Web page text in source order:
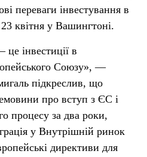
переваги інвестування в
23 квітня у Вашингтоні.
це інвестиції в
Союзу», —
підкреслив, що
про вступ з ЄС і
процесу за два роки,
у Внутрішній ринок
директиви для